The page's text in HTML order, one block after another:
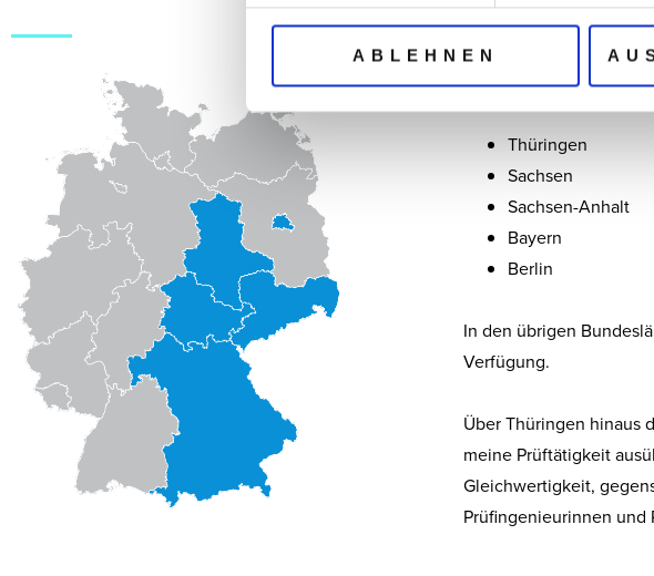
ABLEHNEN
Thüringen
Sachsen
Sachsen-Anhalt
Bayern
Berlin
In den übrigen
Verfügung.
Über Thüringen hinaus
meine Prüftätigkeit
Gleichwertigkeit,
Prüfingenieurinnen und